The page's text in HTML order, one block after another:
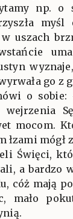
np. o
myśl
uszach
go z
o sobie:
mocom.
łzami
Święci,
a bardzo
cóż mają
mało